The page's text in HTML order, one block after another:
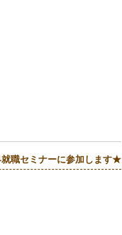
就職セミナーに参加します★